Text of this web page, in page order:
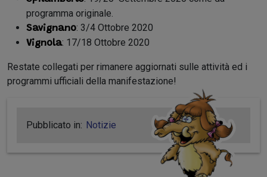
programma originale.
Savignano: 3/4 Ottobre 2020
Vignola: 17/18 Ottobre 2020
Restate collegati per rimanere aggiornati sulle attività ed i
programmi ufficiali della manifestazione!
Pubblicato in: Notizie